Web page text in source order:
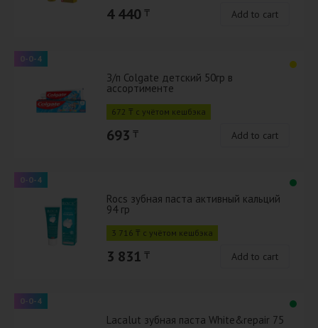
4 440 ₸ Add to cart
0-0-4
З/п Colgate детский 50гр в
ассортименте
672 ₸ с учётом кешбэка
693 ₸ Add to cart
0-0-4
Rocs зубная паста активный кальций
94 гр
3 716 ₸ с учётом кешбэка
3 831 ₸ Add to cart
0-0-4
Lacalut зубная паста White&repair 75